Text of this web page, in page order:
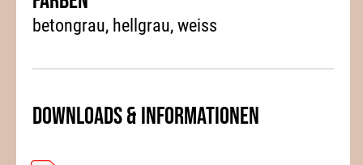
betongrau hellgrau weiss
Downloads & Informationen